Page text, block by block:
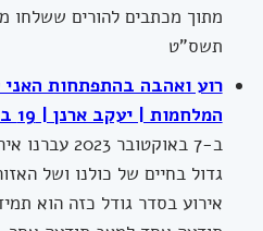
מתוך מכתבים להורים ששלחו
תשס"ט
רוע ואהבה בהתפתחות
המלחמות | יעקב ארנן | 19 בפברואר 2025
ב-7 באוקטובר
גדול בחיים של כולנו ושל
אירוע בסדר גודל כזה הוא